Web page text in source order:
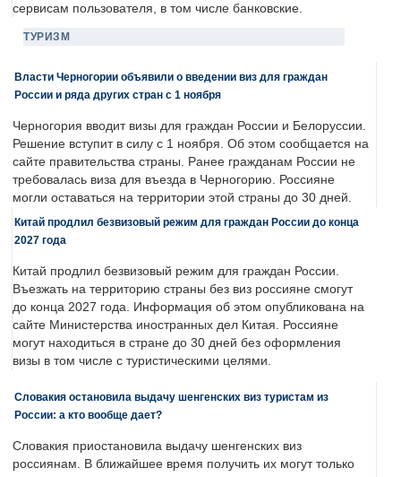
сервисам пользователя, в том числе банковские.
ТУРИЗМ
Власти Черногории объявили о введении виз для граждан
России и ряда других стран с 1 ноября
Черногория вводит визы для граждан России и Белоруссии.
Решение вступит в силу с 1 ноября. Об этом сообщается на
сайте правительства страны. Ранее гражданам России не
требовалась виза для въезда в Черногорию. Россияне
могли оставаться на территории этой страны до 30 дней.
Китай продлил безвизовый режим для граждан России до конца
2027 года
Китай продлил безвизовый режим для граждан России.
Въезжать на территорию страны без виз россияне смогут
до конца 2027 года. Информация об этом опубликована на
сайте Министерства иностранных дел Китая. Россияне
могут находиться в стране до 30 дней без оформления
визы в том числе с туристическими целями.
Словакия остановила выдачу шенгенских виз туристам из
России: а кто вообще дает?
Словакия приостановила выдачу шенгенских виз
россиянам. В ближайшее время получить их могут только